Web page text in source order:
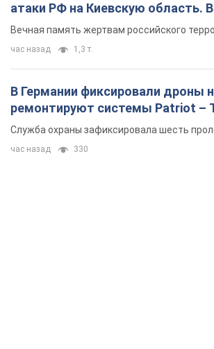
атаки РФ на Киевскую область.
Вечная память жертвам российского
час назад 1,3 т.
В Германии фиксировали дроны
ремонтируют системы Patriot –
Служба охраны зафиксировала шесть
час назад 330